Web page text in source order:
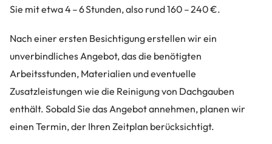
Sie mit etwa 4 – 6 Stunden, also rund 160 – 240 €.
Nach einer ersten Besichtigung erstellen wir ein
unverbindliches Angebot, das die benötigten
Arbeitsstunden, Materialien und eventuelle
Zusatzleistungen wie die Reinigung von Dachgauben
enthält. Sobald Sie das Angebot annehmen, planen wir
einen Termin, der Ihren Zeitplan berücksichtigt.